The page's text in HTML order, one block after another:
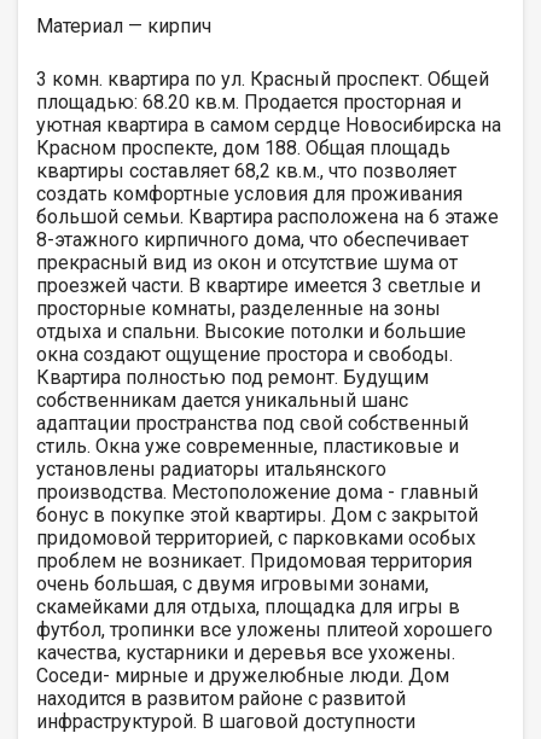
Материал — кирпич
3 комн. квартира по ул. Красный проспект. Общей
площадью: 68.20 кв.м. Продается просторная и
уютная квартира в самом сердце Новосибирска на
Красном проспекте, дом 188. Общая площадь
квартиры составляет 68,2 кв.м., что позволяет
создать комфортные условия для проживания
большой семьи. Квартира расположена на 6 этаже
8-этажного кирпичного дома, что обеспечивает
прекрасный вид из окон и отсутствие шума от
проезжей части. В квартире имеется 3 светлые и
просторные комнаты, разделенные на зоны
отдыха и спальни. Высокие потолки и большие
окна создают ощущение простора и свободы.
Квартира полностью под ремонт. Будущим
собственникам дается уникальный шанс
адаптации пространства под свой собственный
стиль. Окна уже современные, пластиковые и
установлены радиаторы итальянского
производства. Местоположение дома - главный
бонус в покупке этой квартиры. Дом с закрытой
придомовой территорией, с парковками особых
проблем не возникает. Придомовая территория
очень большая, с двумя игровыми зонами,
скамейками для отдыха, площадка для игры в
футбол, тропинки все уложены плитеой хорошего
качества, кустарники и деревья все ухожены.
Соседи- мирные и дружелюбные люди. Дом
находится в развитом районе с развитой
инфраструктурой. В шаговой доступности